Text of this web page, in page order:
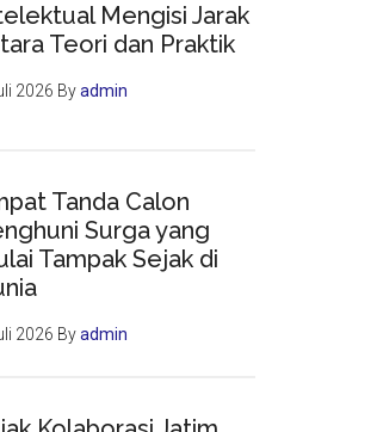
Mengisi Jarak
Teori dan Praktik
2026 Byadmin
Tanda Calon
Surga yang
Tampak Sejak di
2026 Byadmin